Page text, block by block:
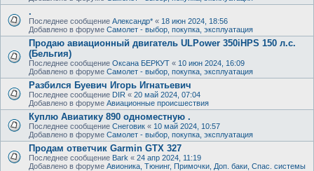
.
Последнее сообщение Александр* « 18 июн 2024, 18:56
Добавлено в форуме Самолет - выбор, покупка, эксплуатация
Продаю авиационный двигатель ULPower 350iHPS 150 л.с.
(Бельгия)
Последнее сообщение Оксана БЕРКУТ « 10 июн 2024, 16:09
Добавлено в форуме Самолет - выбор, покупка, эксплуатация
Разбился Буевич Игорь Игнатьевич
Последнее сообщение DIR « 20 май 2024, 07:04
Добавлено в форуме Авиационные происшествия
Куплю Авиатику 890 одноместную .
Последнее сообщение Снеговик « 10 май 2024, 10:57
Добавлено в форуме Самолет - выбор, покупка, эксплуатация
Продам ответчик Garmin GTX 327
Последнее сообщение Bark « 24 апр 2024, 11:19
Добавлено в форуме Авионика, Тюнинг, Примочки, Доп. баки, Спас. системы